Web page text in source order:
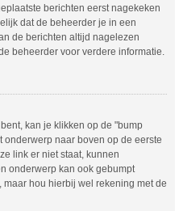
berichten eerst nagekeken
dat de beheerder je in een
de berichten altijd nagelezen
beheerder voor verdere informatie.
kan je klikken op de "bump
naar boven op de eerste
link er niet staat, kunnen
onderwerp kan ook gebumpt
hou hierbij wel rekening met de